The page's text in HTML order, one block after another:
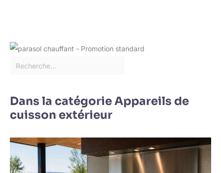
Dans la catégorie Appareils de
cuisson extérieur